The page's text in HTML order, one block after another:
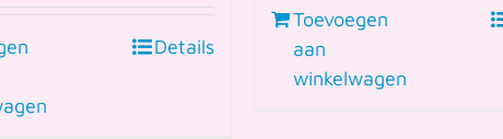
Details
Toevoegen
aan
winkelwagen